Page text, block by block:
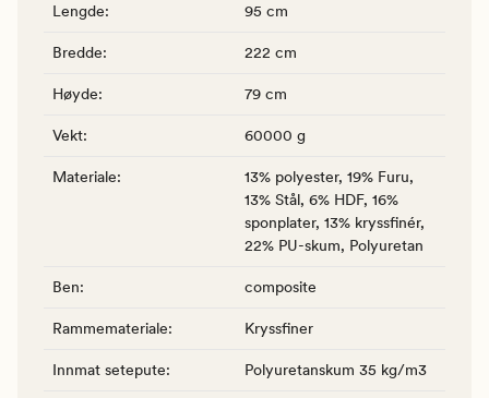
Lengde: 95 cm
Bredde: 222 cm
Høyde: 79 cm
Vekt: 60000 g
Materiale:
13% polyester, 19% Furu,
13% Stål, 6% HDF, 16%
sponplater, 13% kryssfinér,
22% PU-skum, Polyuretan
Ben: composite
Rammemateriale: Kryssfiner
Innmat setepute: Polyuretanskum 35 kg/m3